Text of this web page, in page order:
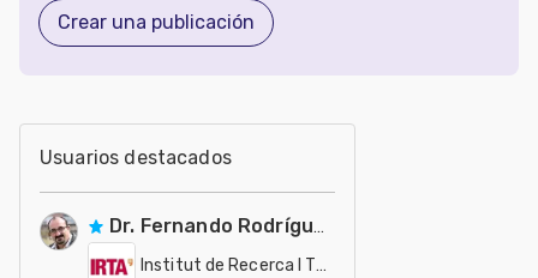
Crear una publicación
Usuarios destacados
Dr. Fernando Rodríguez González
Institut de Recerca I Tecnologia Agroalimentàries